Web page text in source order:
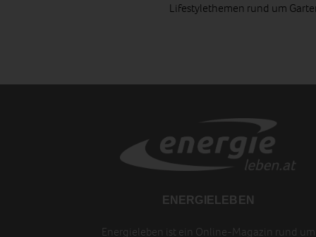
Lifestylethemen rund um
ENERGIELEBEN
Energieleben ist ein Online-Magazin rund um